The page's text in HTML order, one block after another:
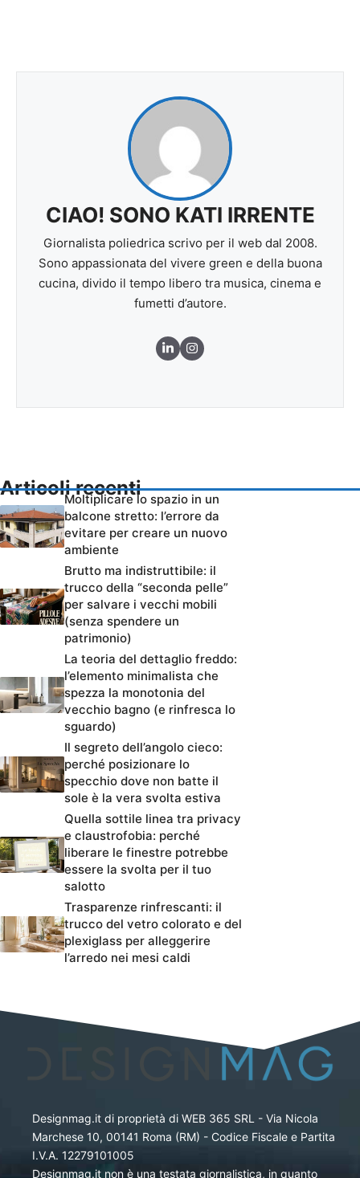
CIAO! SONO KATI IRRENTE
Giornalista poliedrica scrivo per il web dal 2008.
Sono appassionata del vivere green e della buona
cucina, divido il tempo libero tra musica, cinema e
fumetti d’autore.
Articoli recenti
Moltiplicare lo spazio in un
balcone stretto: l’errore da
evitare per creare un nuovo
ambiente
Brutto ma indistruttibile: il
trucco della “seconda pelle”
per salvare i vecchi mobili
(senza spendere un
patrimonio)
La teoria del dettaglio freddo:
l’elemento minimalista che
spezza la monotonia del
vecchio bagno (e rinfresca lo
sguardo)
Il segreto dell’angolo cieco:
perché posizionare lo
specchio dove non batte il
sole è la vera svolta estiva
Quella sottile linea tra privacy
e claustrofobia: perché
liberare le finestre potrebbe
essere la svolta per il tuo
salotto
Trasparenze rinfrescanti: il
trucco del vetro colorato e del
plexiglass per alleggerire
l’arredo nei mesi caldi
Designmag.it di proprietà di WEB 365 SRL - Via Nicola
Marchese 10, 00141 Roma (RM) - Codice Fiscale e Partita
I.V.A. 12279101005
Designmag.it non è una testata giornalistica, in quanto